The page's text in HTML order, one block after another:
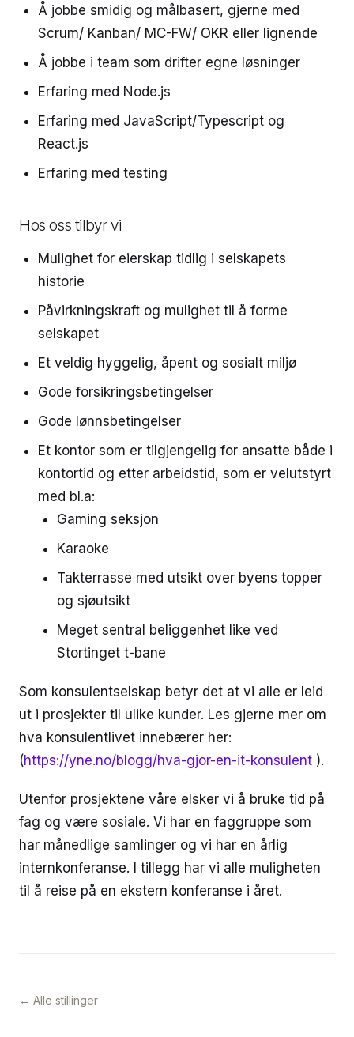
Å jobbe smidig og målbasert, gjerne med
Scrum/ Kanban/ MC-FW/ OKR eller lignende
Å jobbe i team som drifter egne løsninger
Erfaring med Node.js
Erfaring med JavaScript/Typescript og
React.js
Erfaring med testing
Hos oss tilbyr vi
Mulighet for eierskap tidlig i selskapets
historie
Påvirkningskraft og mulighet til å forme
selskapet
Et veldig hyggelig, åpent og sosialt miljø
Gode forsikringsbetingelser
Gode lønnsbetingelser
Et kontor som er tilgjengelig for ansatte både i
kontortid og etter arbeidstid, som er velutstyrt
med bl.a:
Gaming seksjon
Karaoke
Takterrasse med utsikt over byens topper
og sjøutsikt
Meget sentral beliggenhet like ved
Stortinget t-bane
Som konsulentselskap betyr det at vi alle er leid
ut i prosjekter til ulike kunder. Les gjerne mer om
hva konsulentlivet innebærer her:
(https://yne.no/blogg/hva-gjor-en-it-konsulent ).
Utenfor prosjektene våre elsker vi å bruke tid på
fag og være sosiale. Vi har en faggruppe som
har månedlige samlinger og vi har en årlig
internkonferanse. I tillegg har vi alle muligheten
til å reise på en ekstern konferanse i året.
← Alle stillinger